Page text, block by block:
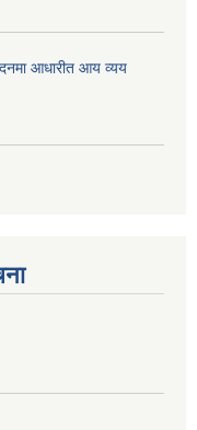
आधारीत आय व्यय